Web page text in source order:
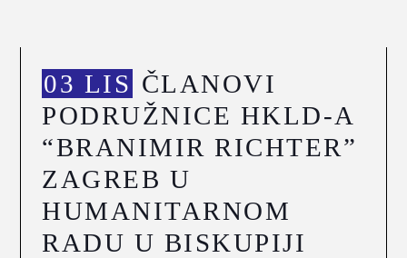
03 LIS ČLANOVI
PODRUŽNICE HKLD-A
“BRANIMIR RICHTER”
ZAGREB U
HUMANITARNOM
RADU U BISKUPIJI